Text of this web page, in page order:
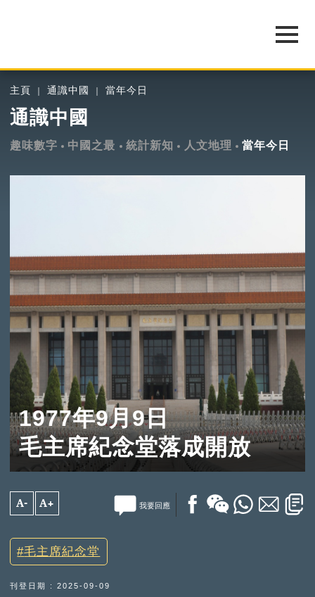
主頁 通識中國 當年今日
通識中國
趣味數字 中國之最 統計新知 人文地理 當年今日
1977年9月9日
毛主席紀念堂落成開放
A- A+ 我要回應
毛主席紀念堂
刊登日期 : 2025-09-09